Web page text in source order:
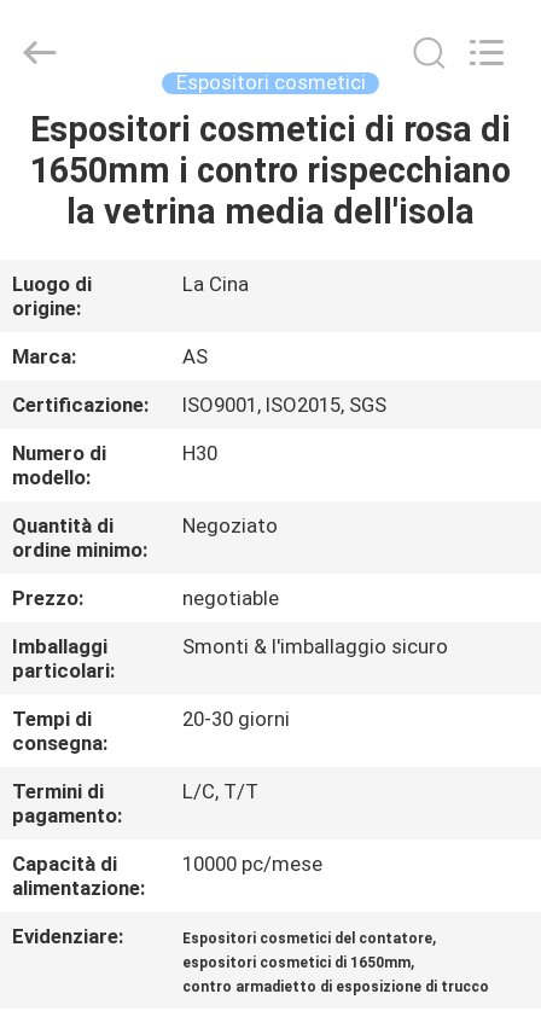
CASA
PRODOTTI
VIDEO
CIRCA
NOI
GIRO
DELLA
FABBRICA
CONTROLLO
DI
QUALITÀ
CONTATTICI
RICHIEDA
CITAZIONE
Display
Shelves
Rights
Reserved.
Espositori cosmetici
Espositori cosmetici di rosa di
1650mm i contro rispecchiano
la vetrina media dell'isola
Luogo di
origine:
La Cina
Marca:
AS
Certificazione:
ISO9001, ISO2015, SGS
Numero di
modello:
H30
Quantità di
ordine minimo:
Negoziato
Prezzo:
negotiable
Imballaggi
particolari:
Smonti & l'imballaggio sicuro
Tempi di
consegna:
20-30 giorni
Termini di
pagamento:
L/C, T/T
Capacità di
alimentazione:
10000 pc/mese
Evidenziare: Espositori cosmetici del contatore,
espositori cosmetici di 1650mm,
contro armadietto di esposizione di trucco